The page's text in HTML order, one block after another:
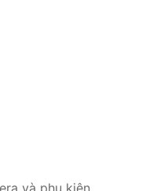
và phụ kiện